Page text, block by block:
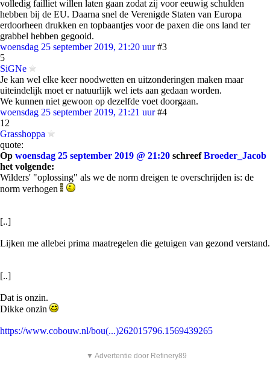
volledig failliet willen laten gaan zodat zij voor eeuwig schulden
hebben bij de EU. Daarna snel de Verenigde Staten van Europa
erdoorheen drukken en topbaantjes voor de paxen die ons land ter
grabbel hebben gegooid.
woensdag 25 september 2019, 21:20 uur #3
5
SiGNe
Je kan wel elke keer noodwetten en uitzonderingen maken maar
uiteindelijk moet er natuurlijk wel iets aan gedaan worden.
We kunnen niet gewoon op dezelfde voet doorgaan.
woensdag 25 september 2019, 21:21 uur #4
12
Grasshoppa
quote:
Op woensdag 25 september 2019 @ 21:20 schreefBroeder_Jacob
het volgende:
Wilders' "oplossing" als we de norm dreigen te overschrijden is: de
norm verhogen
[..]
Lijken me allebei prima maatregelen die getuigen van gezond verstand.
[..]
Dat is onzin.
Dikke onzin
https://www.cobouw.nl/bou(...)262015796.1569439265
▼ Advertentie door Refinery89